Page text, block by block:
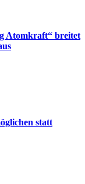
Atomkraft“ breitet
statt